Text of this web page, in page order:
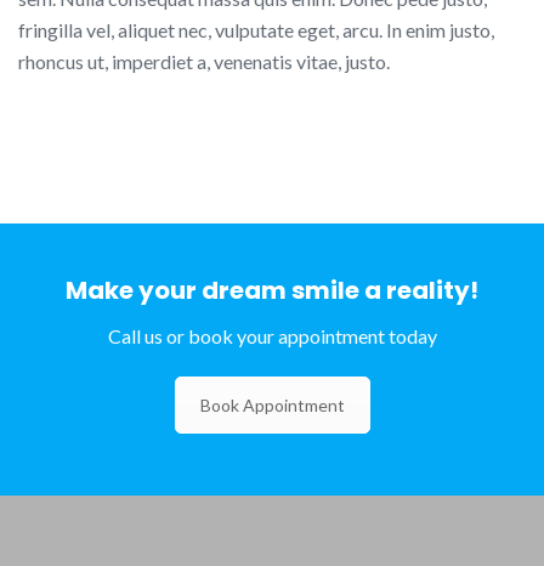
fringilla vel, aliquet nec, vulputate eget, arcu. In enim justo,
rhoncus ut, imperdiet a, venenatis vitae, justo.
Make your dream smile a reality!
Call us or book your appointment today
Book Appointment